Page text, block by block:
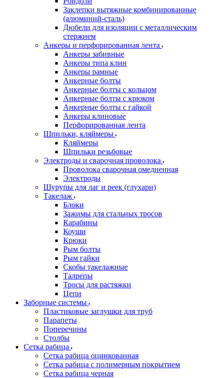
Заклепки вытяжные комбинированные
(алюминий-сталь)
Дюбели для изоляции с металлическим
стержнем
Анкеры и перфорированная лента
Анкеры забивные
Анкеры типа клин
Анкеры рамные
Анкерные болты
Анкерные болты с кольцом
Анкерные болты с крюком
Анкерные болты с гайкой
Анкеры клиновые
Перфорированная лента
Шпильки, кляймеры
Кляймеры
Шпильки резьбовые
Электроды и сварочная проволока
Проволока сварочная омедненная
Электроды
Шурупы для лаг и реек (глухари)
Такелаж
Блоки
Зажимы для стальных тросов
Карабины
Коуши
Крюки
Рым болты
Рым гайки
Скобы такелажные
Талрепы
Тросы для растяжки
Цепи
Заборные системы
Пластиковые заглушки для труб
Парапеты
Поперечины
Столбы
Сетка рабица
Сетка рабица оцинкованная
Сетка рабица с полимерным покрытием
Сетка рабица черная